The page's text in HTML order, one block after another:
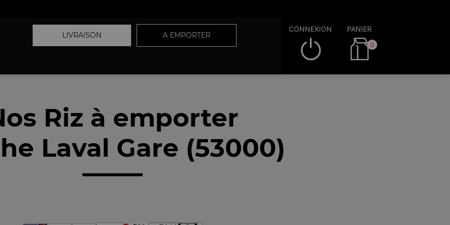
LIVRAISON A EMPORTER
CONNEXION PANIER
0
Riz à emporter
Laval Gare (53000)